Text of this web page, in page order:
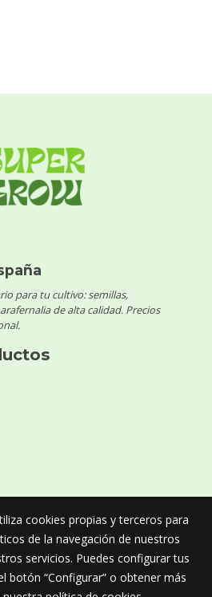
para tu cultivo: semillas,
de alta calidad. Precios
cookies propias y terceros para
de la navegación de nuestros
servicios. Puedes configurar tus
botón “Configurar” o obtener más